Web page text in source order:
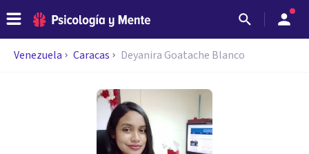
Venezuela Caracas Deyanira Goatache Blanco